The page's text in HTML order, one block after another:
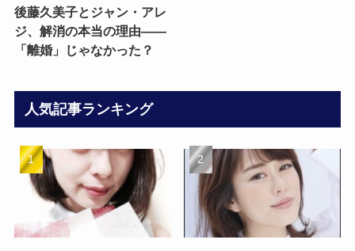
後藤久美子とジャン・アレ
ジ、解消の本当の理由——
「離婚」じゃなかった？
人気記事ランキング